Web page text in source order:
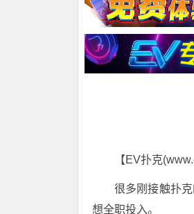
【EV扑克(
很多刚接触扑
想全职投入。